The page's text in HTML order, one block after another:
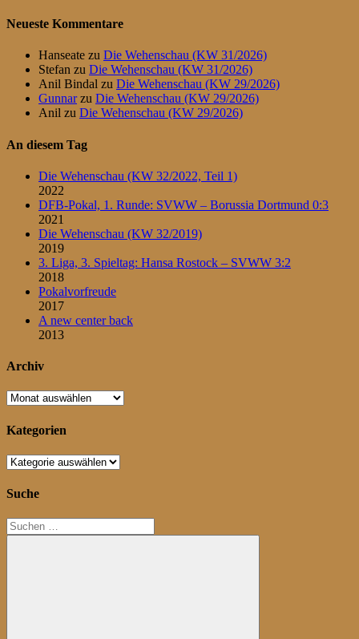
Neueste Kommentare
Hanseate zu Die Wehenschau (KW 31/2026)
Stefan zu Die Wehenschau (KW 31/2026)
Anil Bindal zu Die Wehenschau (KW 29/2026)
Gunnarzu Die Wehenschau (KW 29/2026)
Anil zu Die Wehenschau (KW 29/2026)
An diesem Tag
Die Wehenschau (KW 32/2022, Teil 1)
2022
DFB-Pokal, 1. Runde: SVWW – Borussia Dortmund 0:3
2021
Die Wehenschau (KW 32/2019)
2019
3. Liga, 3. Spieltag: Hansa Rostock – SVWW 3:2
2018
Pokalvorfreude
2017
A new center back
2013
Archiv
Archiv
Kategorien
Kategorien
Suche
Suchen
nach: